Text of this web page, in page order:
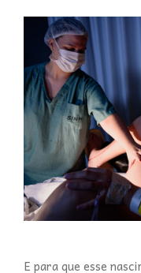
E para que esse